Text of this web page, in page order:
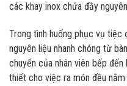
các khay inox chứa đầy
Trong tình huống phục vụ tiệc
nguyên liệu nhanh chóng từ
chuyển của nhân viên bếp
thiết cho việc ra món đều